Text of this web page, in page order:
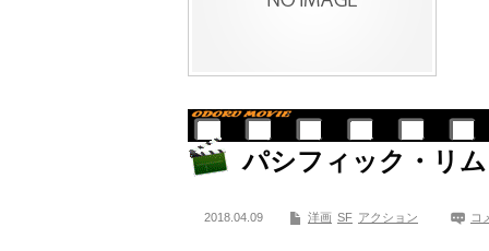
パシフィック・リ
2018.04.09 洋画 SF アクション コ